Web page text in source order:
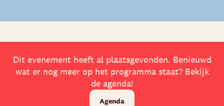
Dit evenement heeft al plaatsgevonden. Benieuwd
wat er nog meer op het programma staat? Bekijk
de agenda!
Agenda